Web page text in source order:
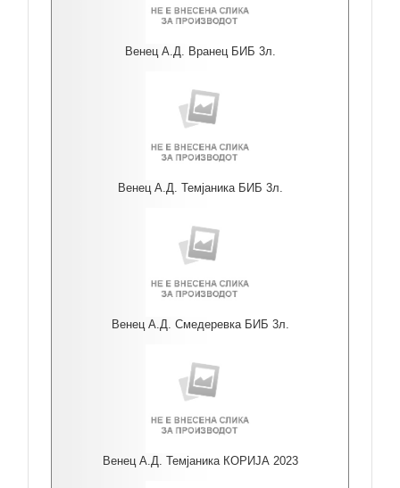
Венец А.Д. Вранец БИБ 3л.
Венец А.Д. Темјаника БИБ 3л.
Венец А.Д. Смедеревка БИБ 3л.
Венец А.Д. Темјаника КОРИЈА 2023